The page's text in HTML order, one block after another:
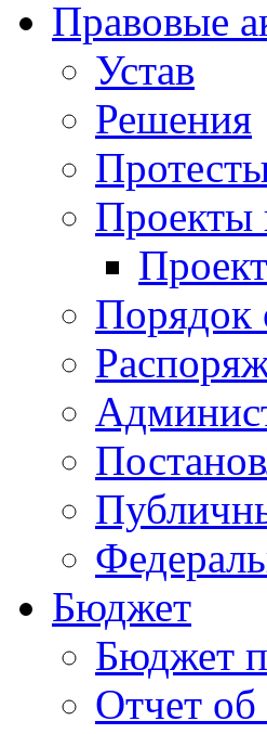
Правовые
Устав
Решения
Проекты
Бюджет
Бюджет
Отчет